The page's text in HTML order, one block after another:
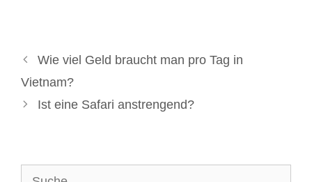
Wie viel Geld braucht man pro Tag in
Vietnam?
Ist eine Safari anstrengend?